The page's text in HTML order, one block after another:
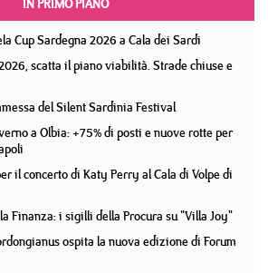
IN PRIMO PIANO
Cup Sardegna 2026 a Cala dei Sardi
scatta il piano viabilità. Strade chiuse e
del Silent Sardinia Festival
a Olbia: +75% di posti e nuove rotte per
il concerto di Katy Perry al Cala di Volpe di
Finanza: i sigilli della Procura su "Villa Joy"
ospita la nuova edizione di Forum